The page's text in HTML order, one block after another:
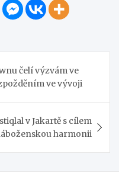
čelí výzvám ve
ve vývoji
v Jakartě s cílem
harmonii